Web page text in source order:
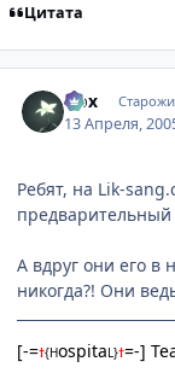
Цитата
Nox
13 Апреля,
Ребят, на Lik-
предварительный
А вдруг они его в
никогда?! Они
[-=†{HospitaL }†=-]